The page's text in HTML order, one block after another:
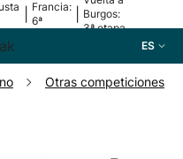
Francia:
6ª
Burgos:
3ª etapa
ES
Otras competiciones